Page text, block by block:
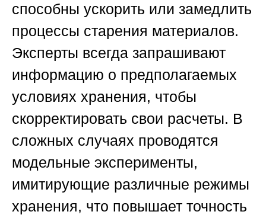
способны ускорить или замедлить
процессы старения материалов.
Эксперты всегда запрашивают
информацию о предполагаемых
условиях хранения, чтобы
скорректировать свои расчеты. В
сложных случаях проводятся
модельные эксперименты,
имитирующие различные режимы
хранения, что повышает точность